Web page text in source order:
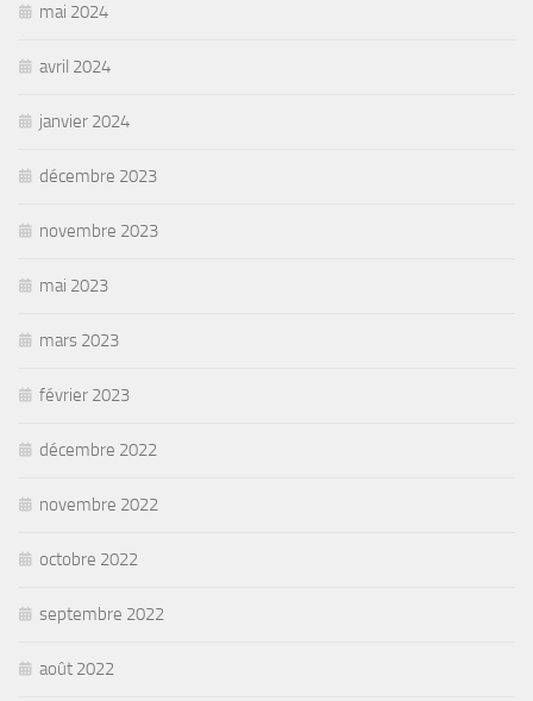
mai 2024
avril 2024
janvier 2024
décembre 2023
novembre 2023
mai 2023
mars 2023
février 2023
décembre 2022
novembre 2022
octobre 2022
septembre 2022
août 2022